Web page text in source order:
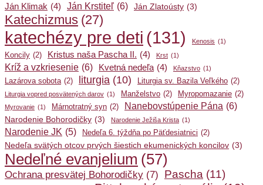
Ján Klimak (4) Ján Krstiteľ (6) Ján Zlatoústy (3)
Katechizmus (27)
katechézy pre deti (131) Kenosis (1)
Koncily (2) Kristus naša Pascha II. (4) Krst (1)
Kríž a vzkriesenie (6) Kvetná nedeľa (4) Kňazstvo (1)
Lazárova sobota (2) liturgia (10) Liturgia sv. Bazila Veľkého (2)
Liturgia vopred posvätených darov (1) Manželstvo (2) Myropomazanie (2)
Myrovanie (1) Márnotratný syn (2) Nanebovstúpenie Pána (6)
Narodenie Bohorodičky (3) Narodenie Ježiša Krista (1)
Narodenie JK (5) Nedeľa 6. týždňa po Päťdesiatnici (2)
Nedeľa svätých otcov prvých šiestich ekumenických koncilov (3)
Nedeľné evanjelium (57)
Ochrana presvätej Bohorodičky (7) Pascha (11)